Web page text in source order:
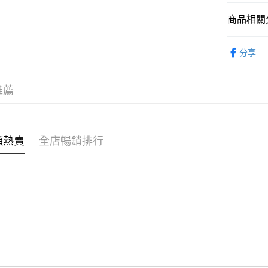
WeChat
送貨方式
商品相關
分享
薦
賣 全店暢銷排行